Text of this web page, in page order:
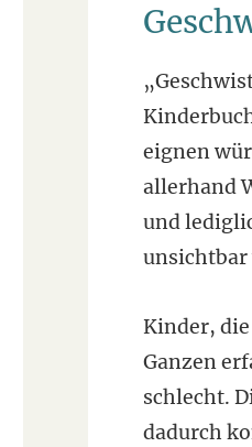
eignen
allerhand
und
unsichtbar
Kinder,
Ganzen
schlecht.
dadurch